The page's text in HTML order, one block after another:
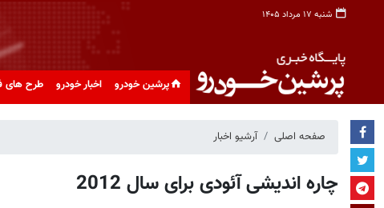
شنبه ۱۷ مرداد ۱۴۰۵
پرشین خودرو اخبار خودرو طرح های
صفحه اصلی آرشیو اخبار
چاره اندیشی آئودی برای سال 2012